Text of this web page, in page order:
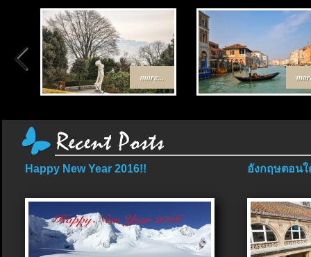
more...
Happy New Year 2016!! อังกฤษตอนใ